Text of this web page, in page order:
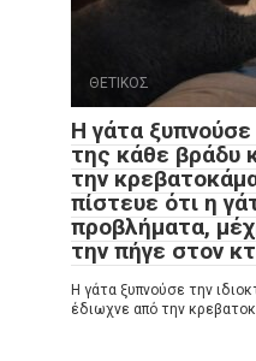
ΘΕΤΙΚΟΣ
Η γάτα ξυπνούσε
της κάθε βράδυ
την
πίστευε ότι η
προβλήματα,
την πήγε στον
Η γάτα ξυπνούσε την
έδιωχνε από την